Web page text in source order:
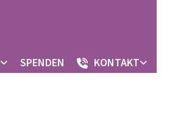
SPENDEN KONTAKT